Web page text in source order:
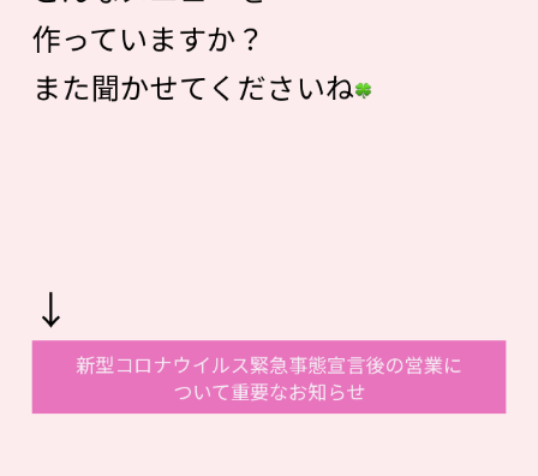
作っていますか？
また聞かせてくださいね
↓
新型コロナウイルス緊急事態宣言後の営業に
ついて重要なお知らせ